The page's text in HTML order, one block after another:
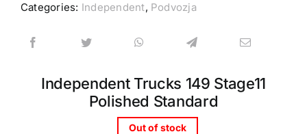
Categories: Independent, Podvozja
Independent Trucks 149 Stage11
Polished Standard
Out of stock